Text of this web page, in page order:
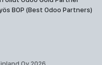
BOP (Best Odoo Partners)
Oy 2026